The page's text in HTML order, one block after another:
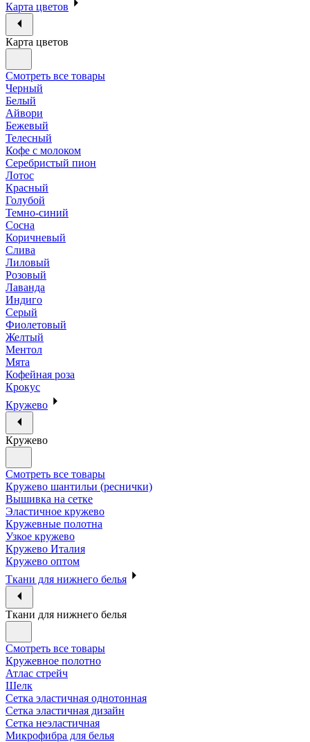
Карта цветов
Карта цветов
Смотреть все товары
Черный
Белый
Айвори
Бежевый
Телесный
Кофе с молоком
Серебристый пион
Лотос
Красный
Голубой
Темно-синий
Сосна
Коричневый
Слива
Лиловый
Розовый
Лаванда
Индиго
Серый
Фиолетовый
Желтый
Ментол
Мята
Кофейная роза
Крокус
Кружево
Кружево
Смотреть все товары
Кружево шантильи (реснички)
Вышивка на сетке
Эластичное кружево
Кружевные полотна
Узкое кружево
Кружево Италия
Кружево оптом
Ткани для нижнего белья
Ткани для нижнего белья
Смотреть все товары
Кружевное полотно
Атлас стрейч
Шелк
Сетка эластичная однотонная
Сетка эластичная дизайн
Сетка неэластичная
Микрофибра для белья